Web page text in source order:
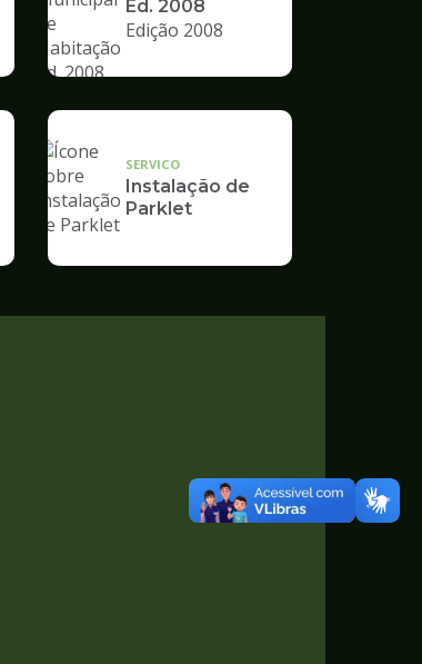
Ed. 2008
Edição 2008
SERVICO
Instalação de
Parklet